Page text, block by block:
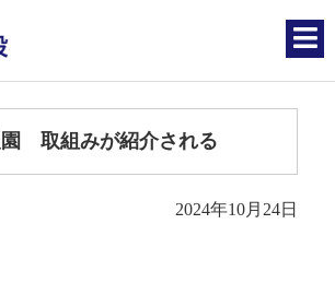
取組みが紹介される
2024年10月24日